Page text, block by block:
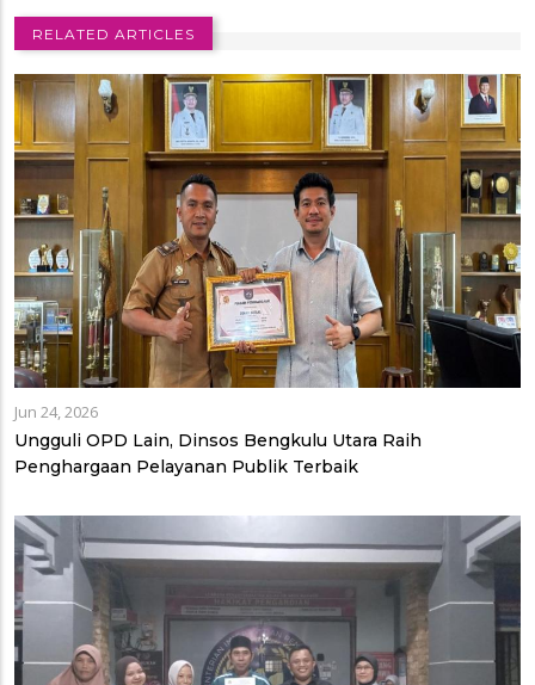
RELATED ARTICLES
Jun 24, 2026
Ungguli OPD Lain, Dinsos Bengkulu Utara Raih
Penghargaan Pelayanan Publik Terbaik